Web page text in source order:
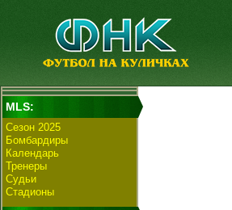
MLS:
Сезон 2025
Бомбардиры
Календарь
Тренеры
Судьи
Стадионы